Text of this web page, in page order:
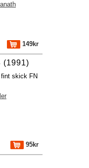
149kr
(1991)
skick FN
95kr